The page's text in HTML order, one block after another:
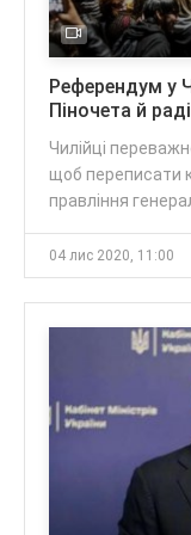
Референдум у
Піночета й
Чилійці
щоб переписати
правління
04 лис 2020, 11:00